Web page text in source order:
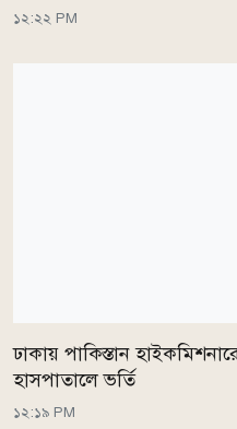
১২:২২ PM
ঢাকায় পাকিস্তান
হাসপাতালে ভর্তি
১২:১৯ PM